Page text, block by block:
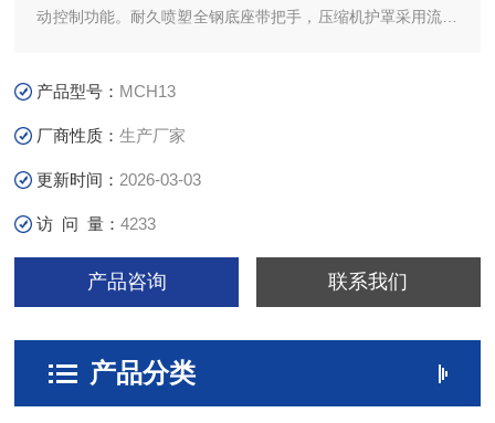
动控制功能。耐久喷塑全钢底座带把手，压缩机护罩采用流线
间和重量要求较高的领域
产品型号： MCH13
厂商性质：生产厂家
更新时间： 2026-03-03
访 问 量：4233
产品咨询 联系我们
产品分类